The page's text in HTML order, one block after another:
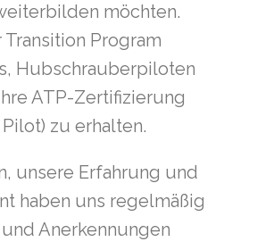
möchten.
Transition Program
Hubschrauberpiloten
ATP-Zertifizierung
zu erhalten.
unsere Erfahrung und
haben uns regelmäßig
Anerkennungen